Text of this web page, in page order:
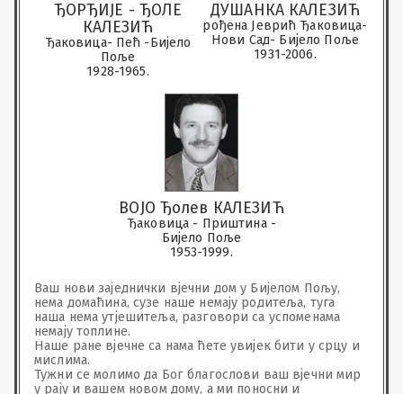
ЂОРЂИЈЕ - ЂОЛЕ
КАЛЕЗИЋ
Ђаковица- Пећ -Бијело
Поље
1928-1965.
ДУШАНКА КАЛЕЗИЋ
рођена Јеврић Ђаковица-
Нови Сад- Бијело Поље
1931-2006.
ВОЈО Ђолев КАЛЕЗИЋ
Ђаковица - Приштина -
Бијело Поље
1953-1999.
Ваш нови заједнички вјечни дом у Бијелом Пољу,
нема домаћина, сузе наше немају родитеља, туга
наша нема утјешитеља, разговори са успоменама
немају топлине.
Наше ране вјечне са нама ћете увијек бити у срцу и
мислима.
Тужни се молимо да Бог благослови ваш вјечни мир
у рају и вашем новом дому, а ми поносни и